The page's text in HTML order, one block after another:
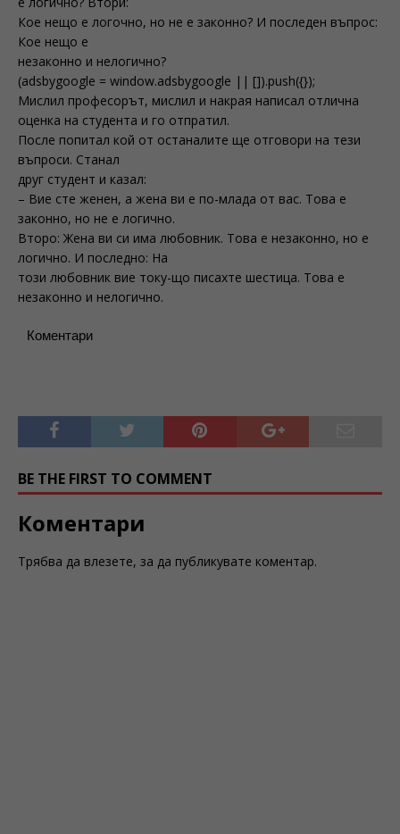
Кое нещо е логочно, но не е законно? И последен въпрос:
Кое нещо е
незаконно и нелогично?
(adsbygoogle = window.adsbygoogle || []).push({});
Мислил професорът, мислил и накрая написал отлична
оценка на студента и го отпратил.
После попитал кой от останалите ще отговори на тези
въпроси. Станал
друг студент и казал:
– Вие сте женен, а жена ви е по-млада от вас. Това е
законно, но не е логично.
Второ: Жена ви си има любовник. Това е незаконно, но е
логично. И последно: На
този любовник вие току-що писахте шестица. Това е
незаконно и нелогично.
Коментари
BE THE FIRST TO COMMENT
Коментари
Трябва да влезете, за да публикувате коментар.